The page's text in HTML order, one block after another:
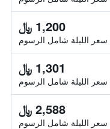
1,200 ﷼
سعر الليلة شامل الرسوم
1,301 ﷼
سعر الليلة شامل الرسوم
2,588 ﷼
سعر الليلة شامل الرسوم